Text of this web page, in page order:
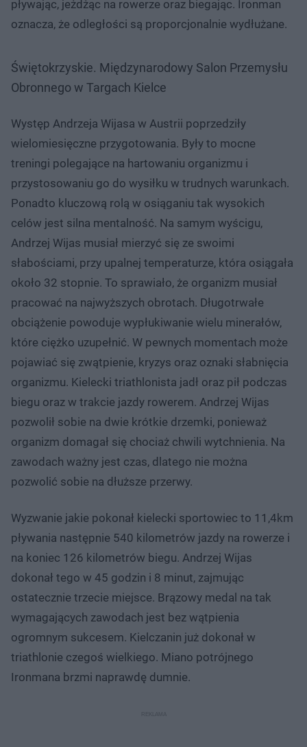
pływając, jeżdżąc na rowerze oraz biegając. Ironman
oznacza, że odległości są proporcjonalnie wydłużane.
Świętokrzyskie. Międzynarodowy Salon Przemysłu
Obronnego w Targach Kielce
Występ Andrzeja Wijasa w Austrii poprzedziły
wielomiesięczne przygotowania. Były to mocne
treningi polegające na hartowaniu organizmu i
przystosowaniu go do wysiłku w trudnych warunkach.
Ponadto kluczową rolą w osiąganiu tak wysokich
celów jest silna mentalność. Na samym wyścigu,
Andrzej Wijas musiał mierzyć się ze swoimi
słabościami, przy upalnej temperaturze, która osiągała
około 32 stopnie. To sprawiało, że organizm musiał
pracować na najwyższych obrotach. Długotrwałe
obciążenie powoduje wypłukiwanie wielu minerałów,
które ciężko uzupełnić. W pewnych momentach może
pojawiać się zwątpienie, kryzys oraz oznaki słabnięcia
organizmu. Kielecki triathlonista jadł oraz pił podczas
biegu oraz w trakcie jazdy rowerem. Andrzej Wijas
pozwolił sobie na dwie krótkie drzemki, ponieważ
organizm domagał się chociaż chwili wytchnienia. Na
zawodach ważny jest czas, dlatego nie można
pozwolić sobie na dłuższe przerwy.
Wyzwanie jakie pokonał kielecki sportowiec to 11,4km
pływania następnie 540 kilometrów jazdy na rowerze i
na koniec 126 kilometrów biegu. Andrzej Wijas
dokonał tego w 45 godzin i 8 minut, zajmując
ostatecznie trzecie miejsce. Brązowy medal na tak
wymagających zawodach jest bez wątpienia
ogromnym sukcesem. Kielczanin już dokonał w
triathlonie czegoś wielkiego. Miano potrójnego
Ironmana brzmi naprawdę dumnie.